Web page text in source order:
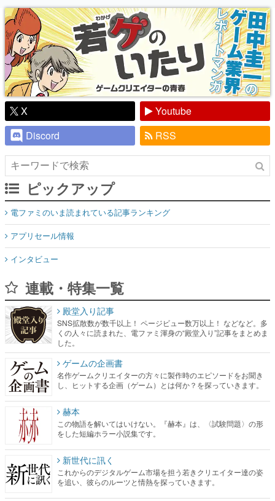
り】
X
Youtube
Discord
RSS
ピックアップ
電ファミのいま読まれている記事ランキング
アプリセール情報
インタビュー
連載・特集一覧
殿堂入り記事
SNS拡散数が数千以上！ ページビュー数万以上！ などなど。多
くの人々に読まれた、電ファミ渾身の“殿堂入り”記事をまとめま
した。
ゲームの企画書
名作ゲームクリエイターの方々に製作時のエピソードをお聞き
し、ヒットする企画（ゲーム）とは何か？を探っていきます。
赫本
この物語を解いてはいけない。『赫本』は、〈試験問題〉の形
をした短編ホラー小説集です。
新世代に訊く
これからのデジタルゲーム市場を担う若きクリエイター達の姿
を追い、彼らのルーツと情熱を探っていきます。